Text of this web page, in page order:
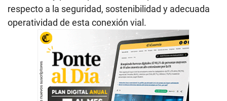
respecto a la seguridad, sostenibilidad y adecuada
operatividad de esta conexión vial.